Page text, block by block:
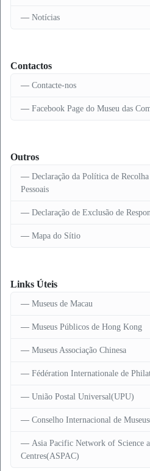
Notícias
Contactos
Contacte-nos
Facebook Page do Museu das
Outros
Declaração da Política de
Pessoais
Declaração de Exclusão de
Mapa do Sítio
Links Úteis
Museus de Macau
Museus Públicos de Hong Kong
Museus Associação Chinesa
Fédération Internationale de
União Postal Universal(UPU)
Conselho Internacional de
Asia Pacific Network of Science
Centres(ASPAC)